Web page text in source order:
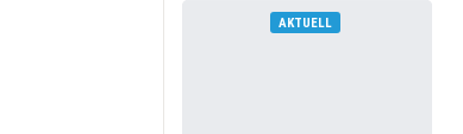
AKTUELL